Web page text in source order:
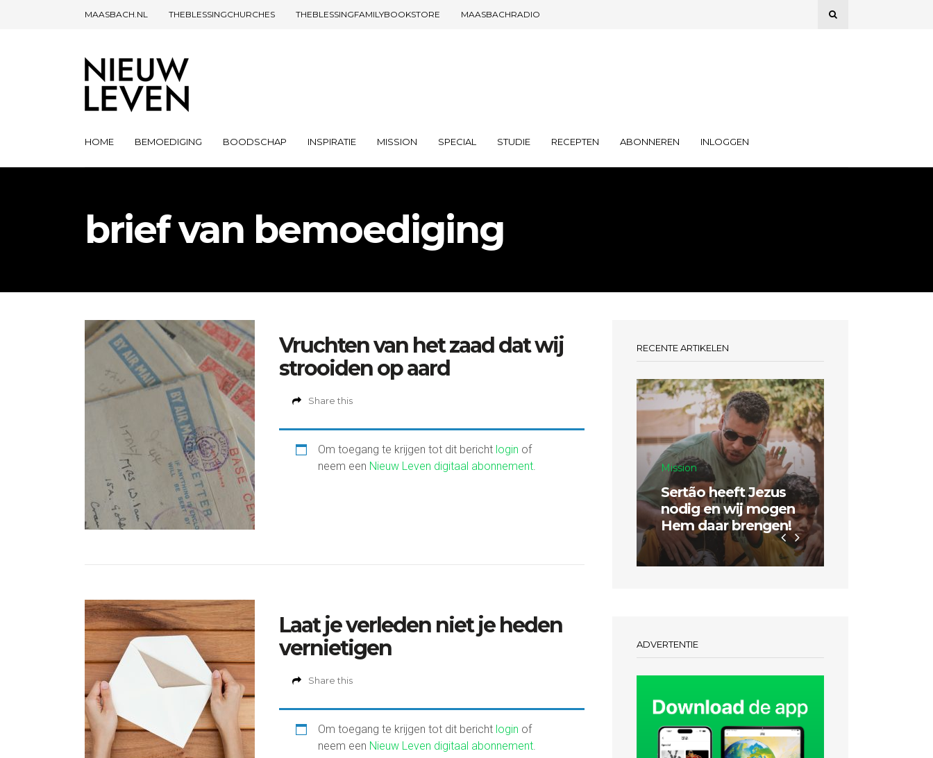
MAASBACH.NL THEBLESSINGCHURCHES THEBLESSINGFAMILYBOOKSTORE MAASBACHRADIO
HOME BEMOEDIGING BOODSCHAP INSPIRATIE MISSION SPECIAL STUDIE RECEPTEN ABONNEREN INLOGGEN
brief van bemoediging
Vruchten van het zaad dat wij
strooiden op aard
Share this
Om toegang te krijgen tot dit bericht login of
neem een Nieuw Leven digitaal abonnement.
Laat je verleden niet je heden
vernietigen
Share this
Om toegang te krijgen tot dit bericht login of
neem een Nieuw Leven digitaal abonnement.
RECENTE ARTIKELEN
Mission
Sertão heeft Jezus
nodig en wij mogen
Hem daar brengen!
ADVERTENTIE